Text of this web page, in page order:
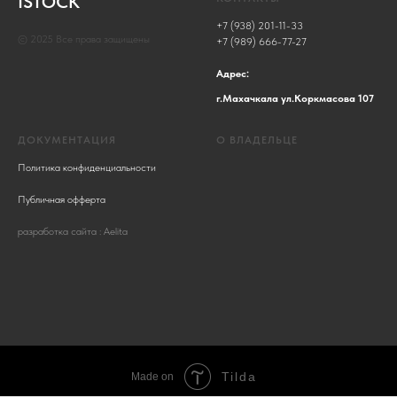
© 2025 Все права защищены
+7 (938) 201-11-33
+7 (989) 666-77-27
Адрес:
г.Махачкала ул.Коркмасова 107
ДОКУМЕНТАЦИЯ
Политика конфиденциальности
Публичная офферта
разработка сайта : Aelita
О ВЛАДЕЛЬЦЕ
Made on Tilda